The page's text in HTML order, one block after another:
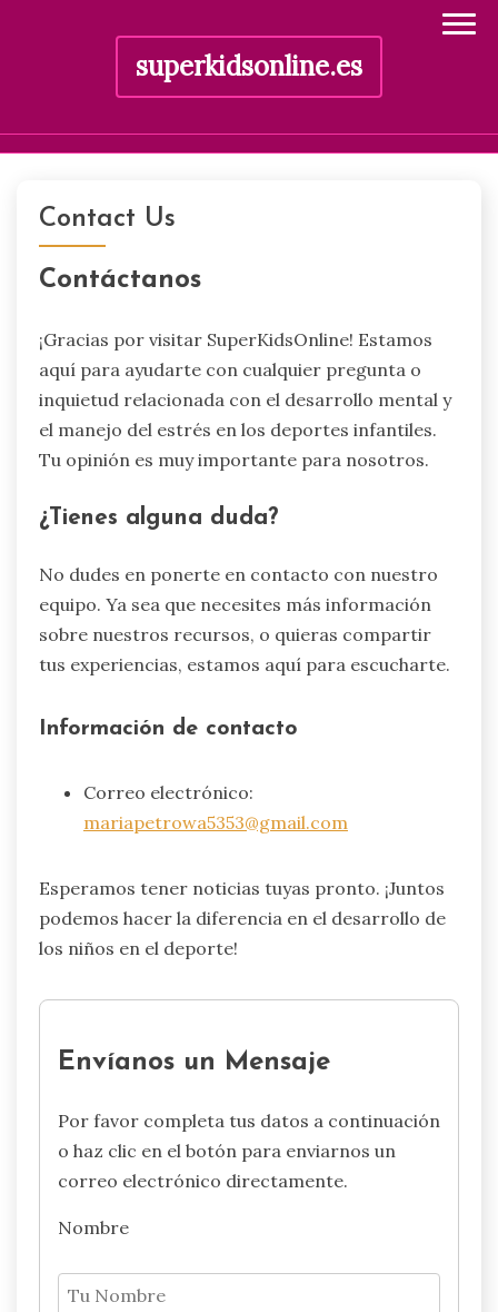
superkidsonline.es
contentContact Us
Contáctanos
¡Gracias por visitar SuperKidsOnline! Estamos
aquí para ayudarte con cualquier pregunta o
inquietud relacionada con el desarrollo mental y
el manejo del estrés en los deportes infantiles.
Tu opinión es muy importante para nosotros.
¿Tienes alguna duda?
No dudes en ponerte en contacto con nuestro
equipo. Ya sea que necesites más información
sobre nuestros recursos, o quieras compartir
tus experiencias, estamos aquí para escucharte.
Información de contacto
Correo electrónico:
mariapetrowa5353@gmail.com
Esperamos tener noticias tuyas pronto. ¡Juntos
podemos hacer la diferencia en el desarrollo de
los niños en el deporte!
Envíanos un Mensaje
Por favor completa tus datos a continuación
o haz clic en el botón para enviarnos un
correo electrónico directamente.
Nombre